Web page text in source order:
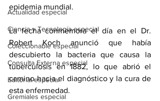
Actualidad especial
Ciencia y Tecnología especial
Coleccionable especial
Consulta Externa especial
Editorial especial
Gremiales especial
epidemia mundial.
La fecha conmemora el día en el Dr.
Robert Koch anunció que había
descubierto la bacteria que causa la
tuberculosis en 1882, lo que abrió el
camino hacia el diagnóstico y la cura de
esta enfermedad.